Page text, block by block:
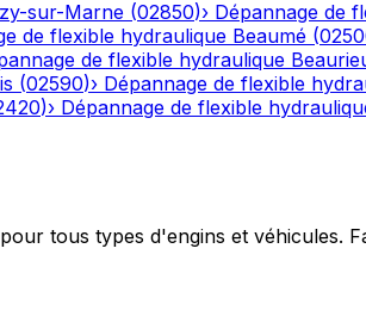
sur-Marne (02850)› Dépannage de
de flexible hydraulique Beaumé (
de flexible hydraulique
(02590)› Dépannage de flexible
)› Dépannage de flexible
tous types d'engins et